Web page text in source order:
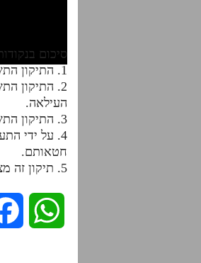
סיכום בנקודות:
1. התיקון התשיעי הנקרא מצולות ים נועד כדי לתקן גם את הנשמות הבאות מצמצום א' ששייכים למלכי דחגת ובעיקר למלך הדעת.
2. התיקון
העילאה.
3. התיקון התשיעי הוא השורש והכתר לחמשת התיקונים הנובעים מגלגלתא שהתכלל במוחא סתימאה.
4. על ידי
חטאותם.
5. תיקון זה מצד התורה – ז"א נקרא לאלפים כדי להראות שמתקנים את הנשמות שבאות ממדרגת החכמה הנקראת אלף.
W